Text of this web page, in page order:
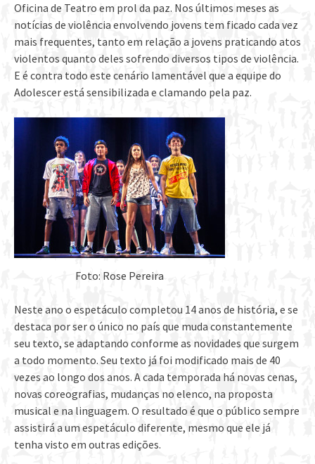
Oficina de Teatro em prol da paz. Nos últimos meses as
notícias de violência envolvendo jovens tem ficado cada vez
mais frequentes, tanto em relação a jovens praticando atos
violentos quanto deles sofrendo diversos tipos de violência.
E é contra todo este cenário lamentável que a equipe do
Adolescer está sensibilizada e clamando pela paz.
Foto: Rose Pereira
Neste ano o espetáculo completou 14 anos de história, e se
destaca por ser o único no país que muda constantemente
seu texto, se adaptando conforme as novidades que surgem
a todo momento. Seu texto já foi modificado mais de 40
vezes ao longo dos anos. A cada temporada há novas cenas,
novas coreografias, mudanças no elenco, na proposta
musical e na linguagem. O resultado é que o público sempre
assistirá a um espetáculo diferente, mesmo que ele já
tenha visto em outras edições.